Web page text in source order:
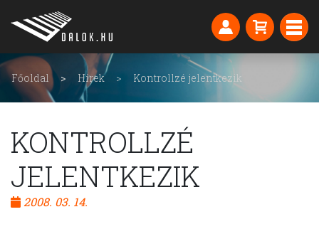
Főoldal Hírek Kontrollzé jelentkezik
KONTROLLZÉ
JELENTKEZIK
2008. 03. 14.